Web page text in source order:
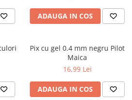
și casual
ADAUGA IN COS
Pix cu gel 0.4 mm negru Pilot
Maica
16,99 Lei
ADAUGA IN COS